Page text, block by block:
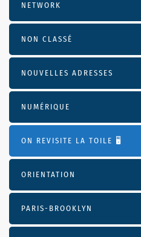
NETWORK
NON CLASSÉ
NOUVELLES ADRESSES
NUMÉRIQUE
ON REVISITE LA TOILE 🖥️
ORIENTATION
PARIS-BROOKLYN